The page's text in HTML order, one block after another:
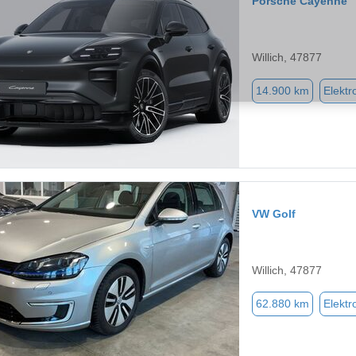
Willich, 47877
14.900 km
VW Golf
Willich, 47877
62.880 km